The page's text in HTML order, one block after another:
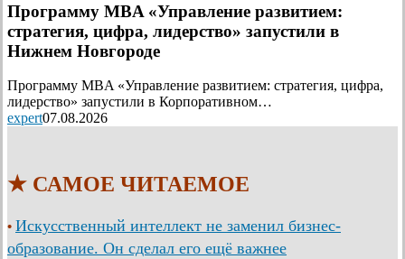
Программу MBA «Управление развитием:
стратегия, цифра, лидерство» запустили в
Нижнем Новгороде
Программу MBA «Управление развитием: стратегия, цифра,
лидерство» запустили в Корпоративном…
expert07.08.2026
★ САМОЕ ЧИТАЕМОЕ
• Искусственный интеллект не заменил бизнес-
образование. Он сделал его ещё важнее